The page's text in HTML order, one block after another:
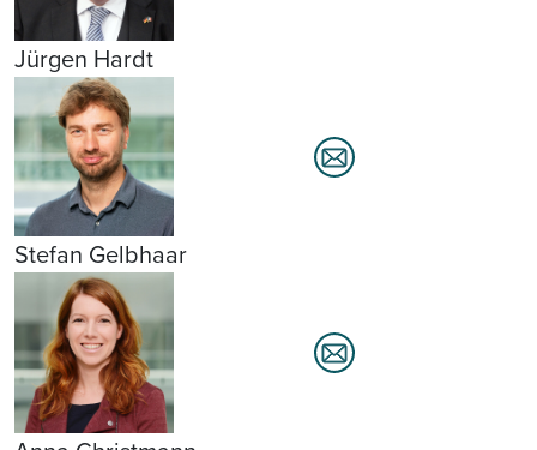
Jürgen Hardt
Stefan Gelbhaar